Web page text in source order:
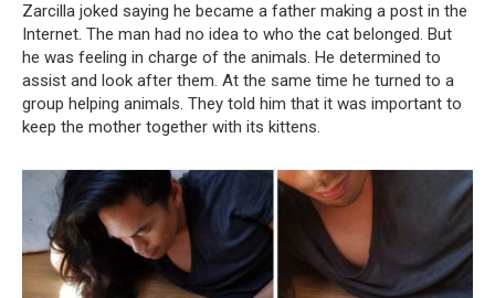
Zarcilla joked saying he became a father making a post in the
Internet. The man had no idea to who the cat belonged. But
he was feeling in charge of the animals. He determined to
assist and look after them. At the same time he turned to a
group helping animals. They told him that it was important to
keep the mother together with its kittens.